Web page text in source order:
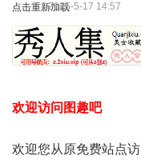
点击重新加载2025-5-17 14:57
欢迎访问图趣吧
欢迎您从原免费站点